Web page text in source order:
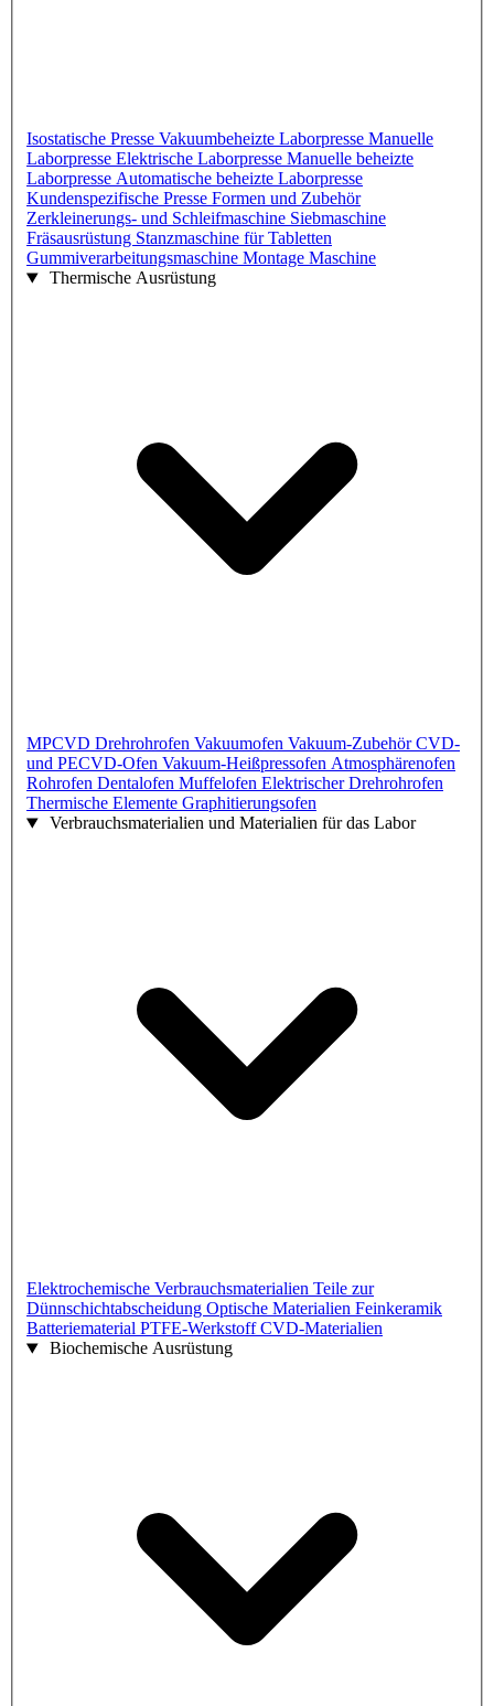
Isostatische Presse Vakuumbeheizte Laborpresse Manuelle
Laborpresse Elektrische Laborpresse Manuelle beheizte
Laborpresse Automatische beheizte Laborpresse
Kundenspezifische Presse Formen und Zubehör
Zerkleinerungs- und Schleifmaschine Siebmaschine
Fräsausrüstung Stanzmaschine für Tabletten
Gummiverarbeitungsmaschine Montage Maschine
Thermische Ausrüstung
MPCVD Drehrohrofen Vakuumofen Vakuum-ZubehörCVD-
und PECVD-Ofen Vakuum-Heißpressofen Atmosphärenofen
Rohrofen Dentalofen Muffelofen Elektrischer Drehrohrofen
Thermische Elemente Graphitierungsofen
Verbrauchsmaterialien und Materialien für das Labor
Elektrochemische Verbrauchsmaterialien Teile zur
Dünnschichtabscheidung Optische Materialien Feinkeramik
Batteriematerial PTFE-WerkstoffCVD-Materialien
Biochemische Ausrüstung